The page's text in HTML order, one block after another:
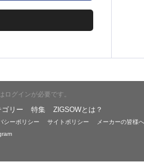
ログインが必要です。
ゴリー 特集 ZIGSOWとは？
シーポリシー サイトポリシー
メーカーの皆様へ